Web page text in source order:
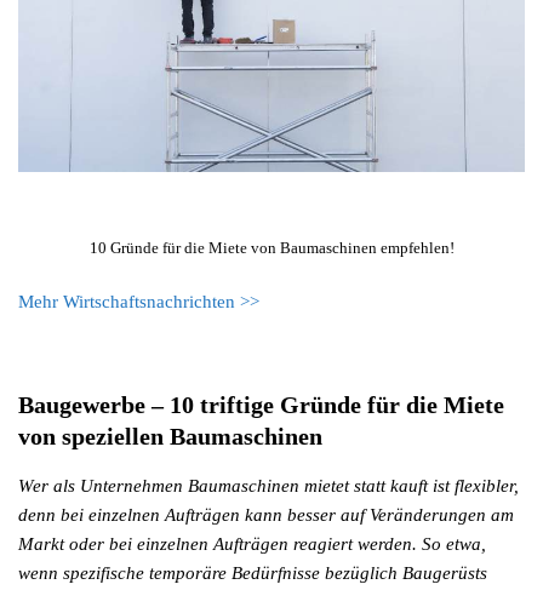
10 Gründe für die Miete von Baumaschinen empfehlen!
Mehr Wirtschaftsnachrichten >>
Baugewerbe – 10 triftige Gründe für die Miete
von speziellen Baumaschinen
Wer als Unternehmen Baumaschinen mietet statt kauft ist flexibler,
denn bei einzelnen Aufträgen kann besser auf Veränderungen am
Markt oder bei einzelnen Aufträgen reagiert werden. So etwa,
wenn spezifische temporäre Bedürfnisse bezüglich Baugerüsts